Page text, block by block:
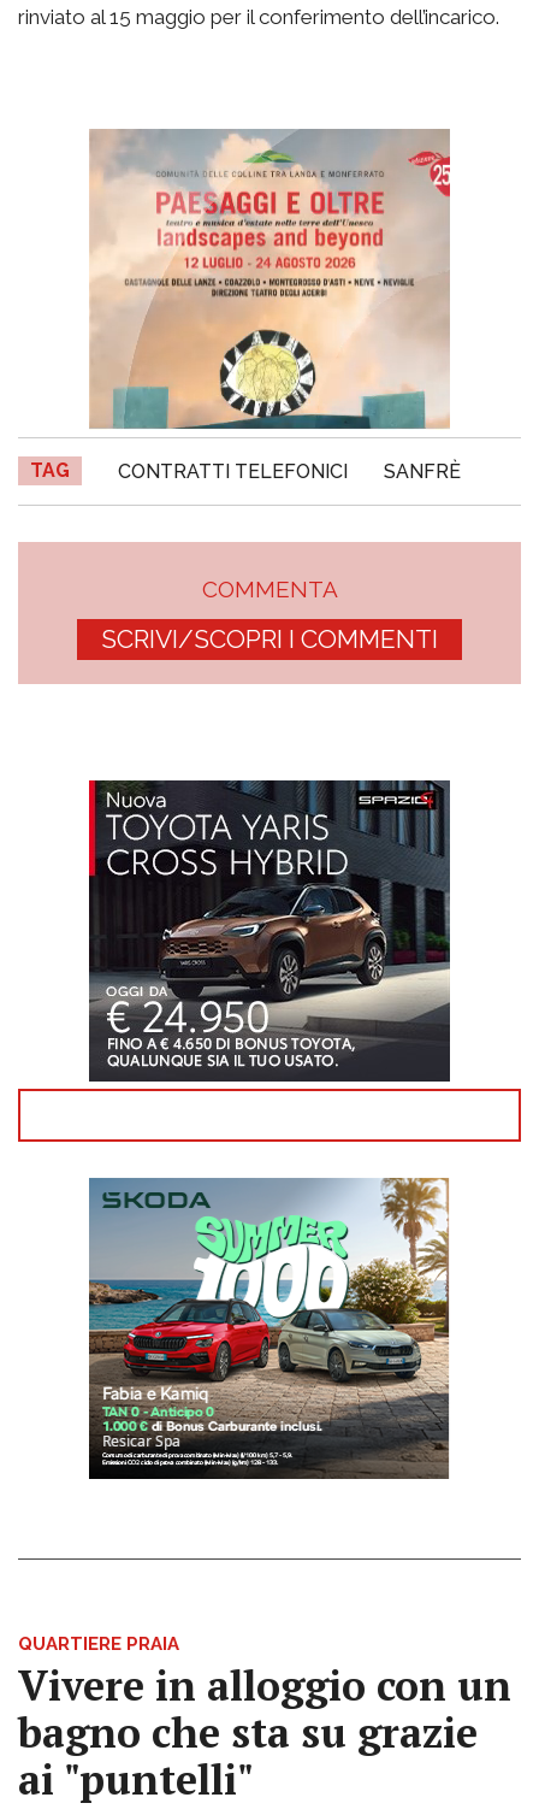
rinviato al 15 maggio per il conferimento dell’incarico.
TAG CONTRATTI TELEFONICI SANFRÈ
COMMENTA
SCRIVI/SCOPRI I COMMENTI
QUARTIERE PRAIA
Vivere in alloggio con un
bagno che sta su grazie
ai "puntelli"